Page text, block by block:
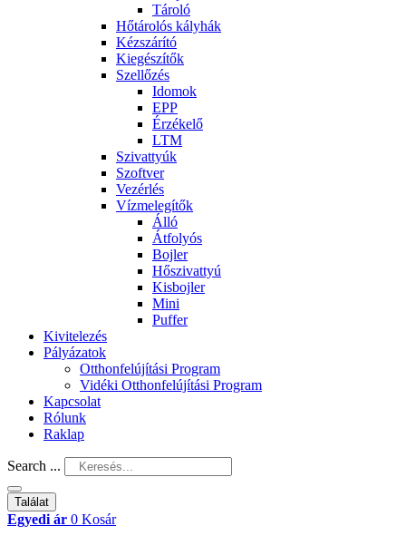
Tároló
Hőtárolós kályhák
Kézszárító
Kiegészítők
Szellőzés
Idomok
EPP
Érzékelő
LTM
Szivattyúk
Szoftver
Vezérlés
Vízmelegítők
Álló
Átfolyós
Bojler
Hőszivattyú
Kisbojler
Mini
Puffer
Kivitelezés
Pályázatok
Otthonfelújítási Program
Vidéki Otthonfelújítási Program
Kapcsolat
Rólunk
Raklap
Search ...
Találat
Egyedi ár 0 Kosár